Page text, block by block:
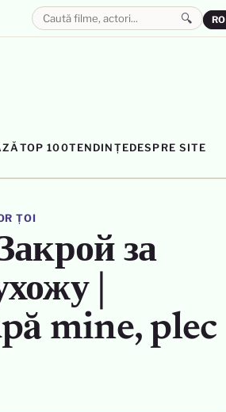
TOP 100TENDINȚEDESPRE SITE
🔍 RO
ȚOI
за
|
mine, plec